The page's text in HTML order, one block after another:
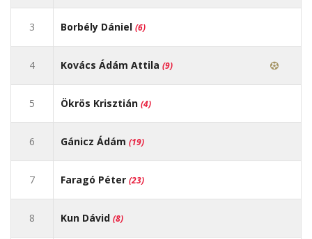
3 Borbély Dániel (6)
4 Kovács Ádám Attila (9)
5 Ökrös Krisztián (4)
6 Gánicz Ádám (19)
7 Faragó Péter (23)
8 Kun Dávid (8)